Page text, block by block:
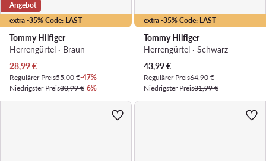
extra -35% Code: LAST
Angebot
Tommy Hilfiger
Herrengürtel · Braun
Aktueller Preis
28,99€
Regulärer Preis55,00 €-47%
Niedrigster Preis30,99 €-6%
extra -35% Code: LAST
Tommy Hilfiger
Herrengürtel · Schwarz
Aktueller Preis
43,99€
Regulärer Preis64,90 €
Niedrigster Preis31,99 €